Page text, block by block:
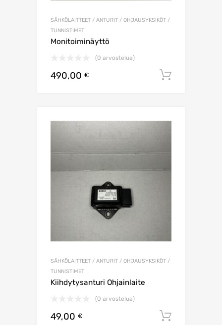
SÄHKÖLAITTEET / ANTURIT / OHJAUSYKSIKÖT /
TUNNISTIMET
Monitoiminäyttö
(0 arvostelua)
490,00 €
SÄHKÖLAITTEET / ANTURIT / OHJAUSYKSIKÖT /
TUNNISTIMET
Kiihdytysanturi Ohjainlaite
(0 arvostelua)
49,00 €